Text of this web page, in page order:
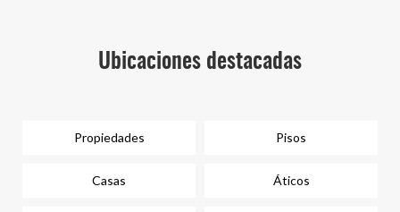
Ubicaciones destacadas
Propiedades Pisos
Casas Áticos